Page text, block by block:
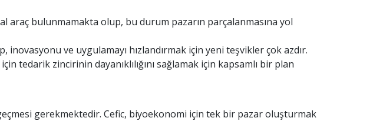
bulunmamakta olup, bu durum pazarın parçalanmasına yol
ve uygulamayı hızlandırmak için yeni teşvikler çok azdır.
tedarik zincirinin dayanıklılığını sağlamak için kapsamlı bir plan
gerekmektedir. Cefic, biyoekonomi için tek bir pazar oluşturmak